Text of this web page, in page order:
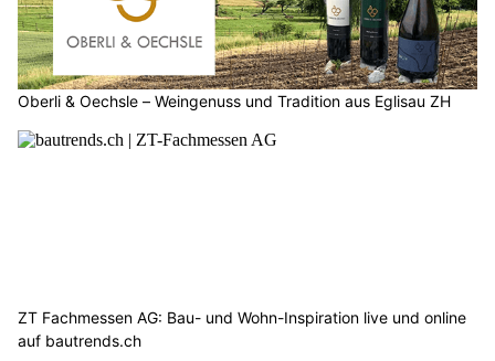
Oberli & Oechsle – Weingenuss und Tradition aus Eglisau ZH
ZT Fachmessen AG: Bau- und Wohn-Inspiration live und online
auf bautrends.ch